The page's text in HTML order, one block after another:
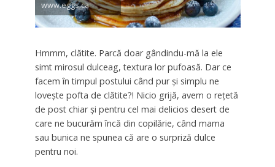
www.eggs.ca
Hmmm, clătite. Parcă doar gândindu-mă la ele
simt mirosul dulceag, textura lor pufoasă. Dar ce
facem în timpul postului când pur şi simplu ne
loveşte pofta de clătite?! Nicio grijă, avem o reţetă
de post chiar şi pentru cel mai delicios desert de
care ne bucurăm încă din copilărie, când mama
sau bunica ne spunea că are o surpriză dulce
pentru noi.